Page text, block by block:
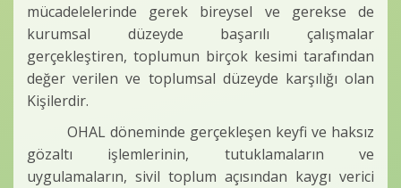
mücadelelerinde gerek bireysel ve gerekse de
kurumsal düzeyde başarılı çalışmalar
gerçekleştiren, toplumun birçok kesimi tarafından
değer verilen ve toplumsal düzeyde karşılığı olan
Kişilerdir.
OHAL döneminde gerçekleşen keyfi ve haksız
gözaltı işlemlerinin, tutuklamaların ve
uygulamaların, sivil toplum açısından kaygı verici